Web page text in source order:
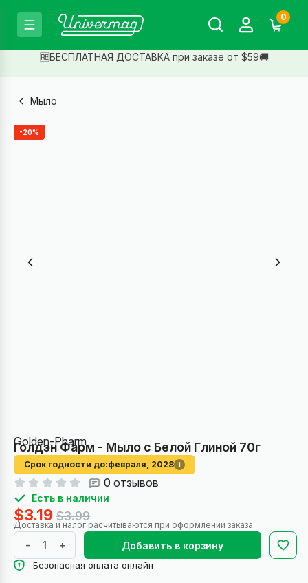
0
🆓БЕСПЛАТНАЯ ДОСТАВКА при заказе от $59🚚
Мыло
-20%
Golden-Pharm
Голдэн Фарм - Мыло с Белой Глиной 70г
Срок годности до:февраля, 2028 i
0 отзывов
Есть в наличии
$3.19 $3.99
Доставка и налог расчитываются при оформлении заказа.
- + Добавить в корзину
Безопасная оплата онлайн